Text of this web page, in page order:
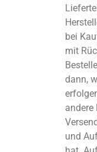
bei
mit
dann,
andere
und